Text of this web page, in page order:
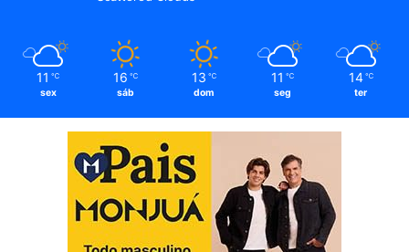
11 ℃
sex
16 ℃
sáb
13 ℃
dom
11 ℃
seg
14 ℃
ter